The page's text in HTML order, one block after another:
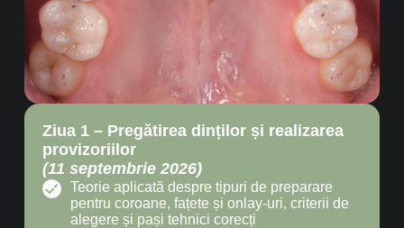
Ziua 1 – Pregătirea dinților și realizarea
provizoriilor
(11 septembrie 2026)
Teorie aplicată despre tipuri de preparare
pentru coroane, fațete și onlay-uri, criterii de
alegere și pași tehnici corecți